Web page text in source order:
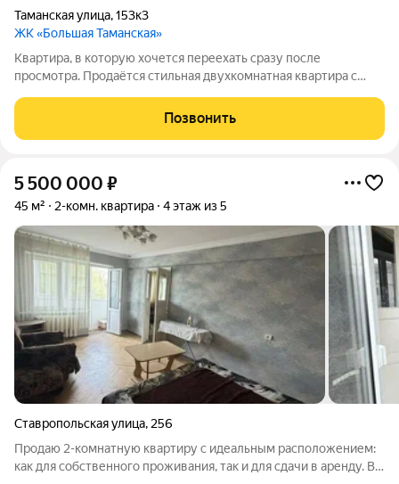
Таманская улица,153к3
ЖК «Большая Таманская»
Квартира, в которую хочется переехать сразу после
просмотра. Продаётся стильная двухкомнатная квартира с
каждая деталь: качественные материалы, гармоничная
цветовая гамма и функциональная планировка
Позвонить
5 500 000 ₽
45 м² 2-комн. квартира 4 этаж из 5
Ставропольская улица, 256
Продаю 2-комнатную квартиру с идеальным расположением:
как для собственного проживания, так и для сдачи в аренду. В